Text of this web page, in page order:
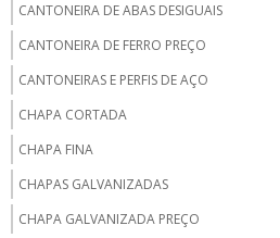
CANTONEIRA DE ABAS DESIGUAIS
CANTONEIRA DE FERRO PREÇO
CANTONEIRAS E PERFIS DE AÇO
CHAPA CORTADA
CHAPA FINA
CHAPAS GALVANIZADAS
CHAPA GALVANIZADA PREÇO